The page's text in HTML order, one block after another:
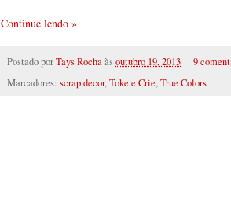
Continue lendo »
Postado porTays Rochaàsoutubro 19, 2013
9
Marcadores: scrap decor,Toke e Crie,True Colors